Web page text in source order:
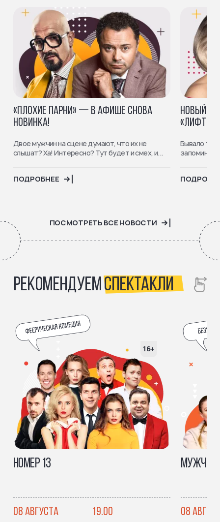
«ПЛОХИЕ ПАРНИ» — В АФИШЕ СНОВА
НОВИНКА!
Двое мужчин на сцене думают, что их не
слышат? Ха! Интересно? Тут будет и смех, и...
ПОДРОБНЕЕ
НОВЫЙ
«ЛИФТ
Бывало
ПОСМОТРЕТЬ ВСЕ НОВОСТИ
РЕКОМЕНДУЕМСПЕКТАКЛИ
16+
НОМЕР 13
08 АВГУСТА 19.00 08